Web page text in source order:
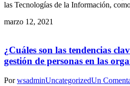
las Tecnologías de la Información,
marzo 12, 2021
¿Cuáles son las tendencias
gestión de personas en las
Por wsadminUncategorizedUn